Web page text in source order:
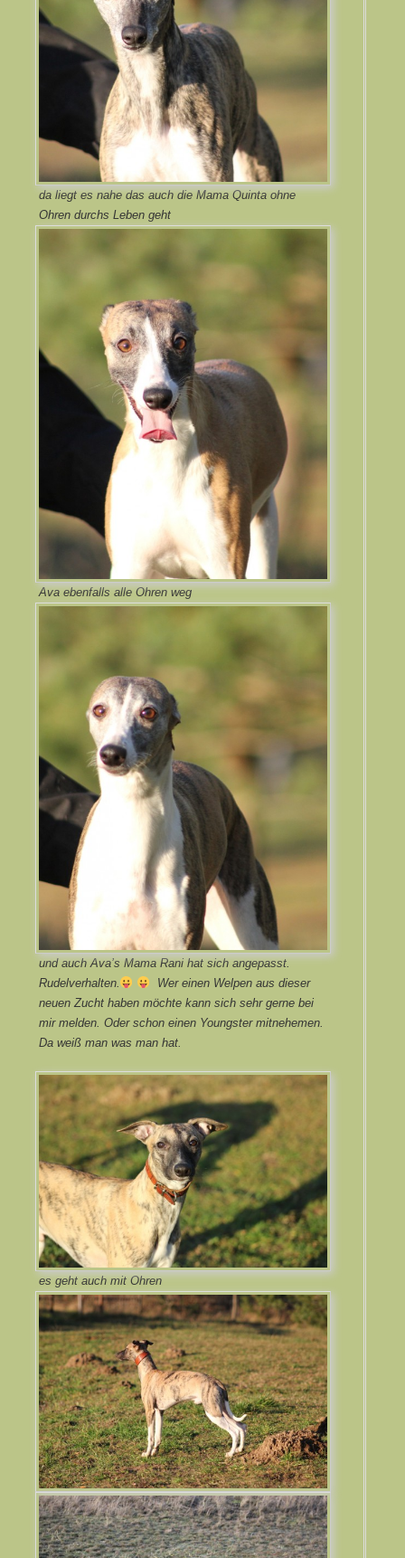
da liegt es nahe das auch die Mama Quinta ohne
Ohren durchs Leben geht
Ava ebenfalls alle Ohren weg
und auch Ava’s Mama Rani hat sich angepasst.
Rudelverhalten.
Wer einen Welpen aus dieser
neuen Zucht haben möchte kann sich sehr gerne bei
mir melden. Oder schon einen Youngster mitnehemen.
Da weiß man was man hat.
es geht auch mit Ohren